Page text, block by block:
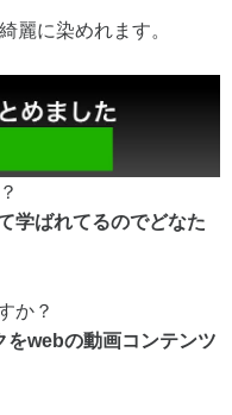
麗に染めれます。
学ばれてるのでどなた
か？
webの動画コンテンツ